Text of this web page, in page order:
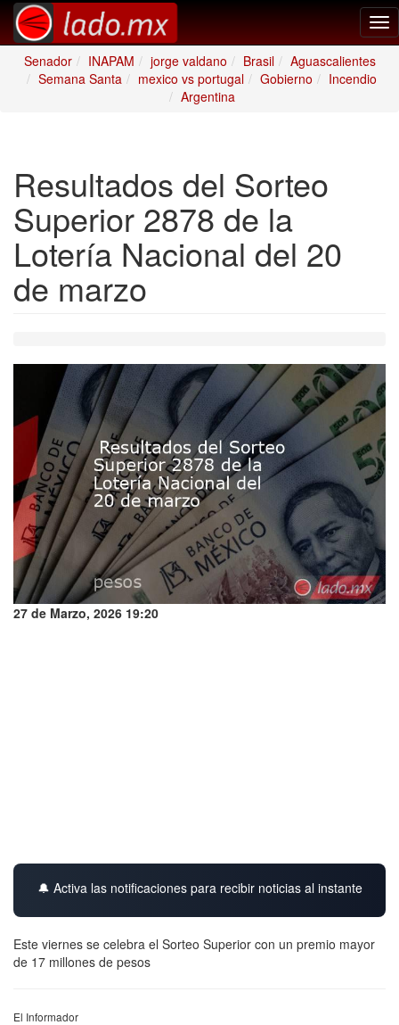
Senador
INAPAM jorge valdano Brasil
Aguascalientes
Semana Santa
mexico vs portugal Gobierno
Incendio
Argentina
Resultados del Sorteo
Superior 2878 de la
Lotería Nacional del 20
de marzo
27 de Marzo, 2026 19:20
🔔 Activa las notificaciones para recibir noticias al instante
Este viernes se celebra el Sorteo Superior con un premio mayor
de 17 millones de pesos
El Informador